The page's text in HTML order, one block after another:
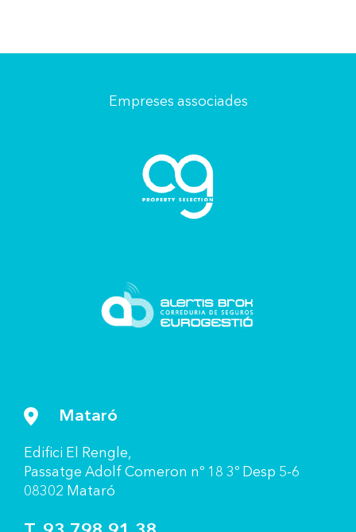
Empreses associades
Mataró
Ediﬁci El Rengle,
Passatge Adolf Comeron nº 18 3º Desp 5-6
08302 Mataró